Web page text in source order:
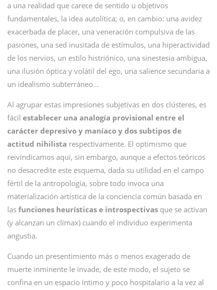
a una realidad que carece de sentido u objetivos
fundamentales, la idea autolítica; o, en cambio: una avidez
exacerbada de placer, una veneración compulsiva de las
pasiones, una sed inusitada de estímulos, una hiperactividad
de los nervios, un estilo histriónico, una sinestesia ambigua,
una ilusión óptica y volátil del ego, una salience secundaria a
un idealismo subterráneo…
Al agrupar estas impresiones subjetivas en dos clústeres, es
fácil establecer una analogía provisional entre el
carácter depresivo y maníaco y dos subtipos de
actitud nihilista respectivamente. El optimismo que
reivindicamos aquí, sin embargo, aunque a efectos teóricos
no desacredite este esquema, dada su utilidad en el campo
fértil de la antropología, sobre todo invoca una
materialización artística de la conciencia común basada en
las funciones heurísticas e introspectivas que se activan
(y alcanzan un clímax) cuando el individuo experimenta
angustia.
Cuando un presentimiento más o menos exagerado de
muerte inminente le invade, de este modo, el sujeto se
confina en un espacio íntimo y poco hospitalario a la vez al